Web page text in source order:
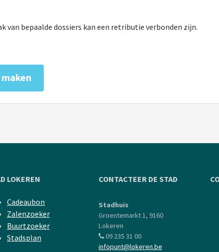
van bepaalde dossiers kan een retributie verbonden zijn.
LOKEREN
Cadeaubon
Zalenzoeker
Buurtzoeker
Stadsplan
CONTACTEER DE STAD
Stadhuis
Groentemarkt 1, 9160
Lokeren
09 235 31 00
infopunt@lokeren.be